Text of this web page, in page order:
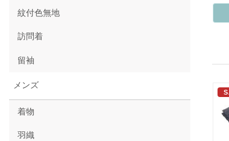
紋付色無地
訪問着
留袖
メンズ
着物
羽織